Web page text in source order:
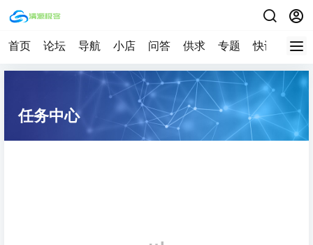
首页 论坛 导航 小店 问答 供求 专题 快讯 帮
任务中心